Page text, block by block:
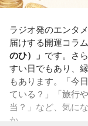
Webサイト：
み続けてきたので
大切な人は離れて
してみましょう。
2．こんなに必要
水の価値を気にし
うほどの価値があ
しれません。しか
ります。肩の力を
ラジオ発のエンタ
届けする開運コラム
のひ）」 です。さら
すい日でもあり、
もあります。「今
ている？」「旅行
当？」など、気に
か。